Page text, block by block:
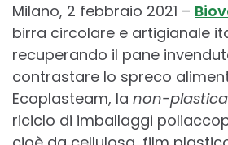
Milano, 2 febbraio 2021 –
birra circolare e artigianale
recuperando il pane
contrastare lo spreco
Ecoplasteam, la non-plastica
riciclo di imballaggi